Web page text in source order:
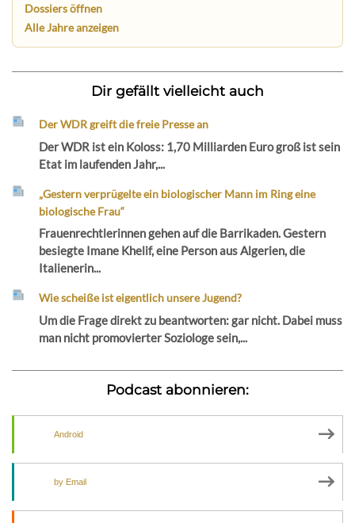
Dossiers öffnen
Alle Jahre anzeigen
Dir gefällt vielleicht auch
Der WDR greift die freie Presse an
Der WDR ist ein Koloss: 1,70 Milliarden Euro groß ist sein
Etat im laufenden Jahr,...
„Gestern verprügelte ein biologischer Mann im Ring eine
biologische Frau“
Frauenrechtlerinnen gehen auf die Barrikaden. Gestern
besiegte Imane Khelif, eine Person aus Algerien, die
Italienerin...
Wie scheiße ist eigentlich unsere Jugend?
Um die Frage direkt zu beantworten: gar nicht. Dabei muss
man nicht promovierter Soziologe sein,...
Podcast abonnieren:
Android
by Email